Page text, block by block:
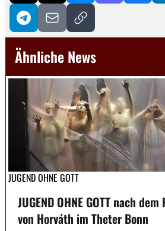
Ähnliche News
JUGEND OHNE GOTT
JUGEND OHNE GOTT nach
von Horváth im Theter Bonn